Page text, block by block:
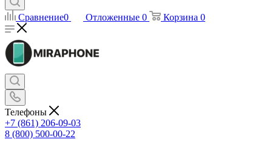
Сравнение0 Отложенные 0 Корзина 0
Телефоны
+7 (861) 206-09-03
8 (800) 500-00-22